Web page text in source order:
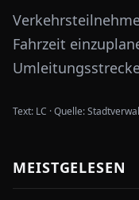
Fahrzeit
Text: LC ·Quelle:
MEISTGELESEN